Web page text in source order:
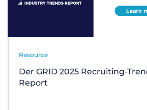
Resource
Der GRID 2025 Recruiting-
Report